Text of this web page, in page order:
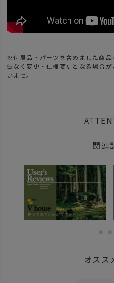
※付属品・パーツを含めました商
告なく変更・仕様変更となる場合
いませ。
関連
オスス